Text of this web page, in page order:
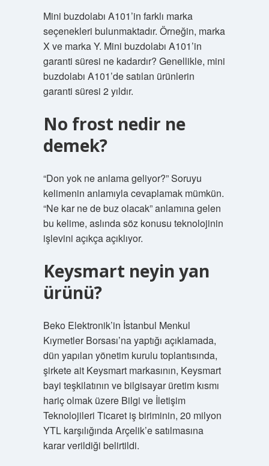
Mini buzdolabı A101’in farklı marka
seçenekleri bulunmaktadır. Örneğin, marka
X ve marka Y. Mini buzdolabı A101’in
garanti süresi ne kadardır? Genellikle, mini
buzdolabı A101’de satılan ürünlerin
garanti süresi 2 yıldır.
No frost nedir ne
demek?
“Don yok ne anlama geliyor?” Soruyu
kelimenin anlamıyla cevaplamak mümkün.
“Ne kar ne de buz olacak” anlamına gelen
bu kelime, aslında söz konusu teknolojinin
işlevini açıkça açıklıyor.
Keysmart neyin yan
ürünü?
Beko Elektronik’in İstanbul Menkul
Kıymetler Borsası’na yaptığı açıklamada,
dün yapılan yönetim kurulu toplantısında,
şirkete ait Keysmart markasının, Keysmart
bayi teşkilatının ve bilgisayar üretim kısmı
hariç olmak üzere Bilgi ve İletişim
Teknolojileri Ticaret iş biriminin, 20 milyon
YTL karşılığında Arçelik’e satılmasına
karar verildiği belirtildi.